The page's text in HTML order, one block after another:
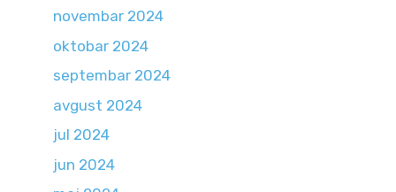
novembar 2024
oktobar 2024
septembar 2024
avgust 2024
jul 2024
jun 2024